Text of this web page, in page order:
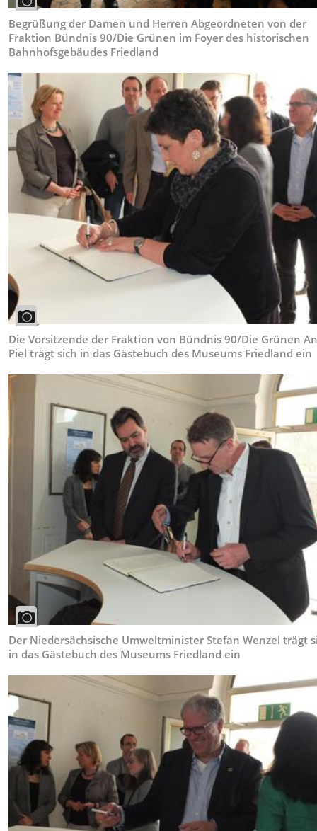
Begrüßung der Damen und Herren Abgeordneten von der
Fraktion Bündnis 90/Die Grünen im Foyer des historischen
Bahnhofsgebäudes Friedland
Die Vorsitzende der Fraktion von Bündnis 90/Die Grünen
Piel trägt sich in das Gästebuch des Museums Friedland ein
Der Niedersächsische Umweltminister Stefan Wenzel trägt
in das Gästebuch des Museums Friedland ein